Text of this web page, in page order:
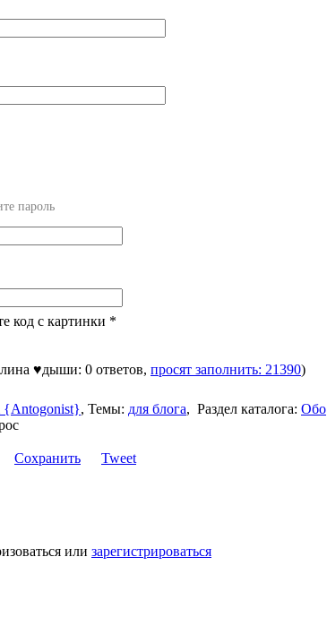
пароль
код с картинки *
♥дыши: 0 ответов, просят заполнить: 21390)
{Antogonist}, Темы: для блога, Раздел каталога: Обо
Сохранить Tweet
или зарегистрироваться